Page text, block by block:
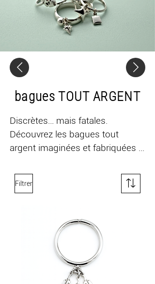
bagues TOUT ARGENT
Discrètes… mais fatales.
Découvrez les bagues tout
argent imaginées et fabriquées
en argent 925 (argent massif),
elles séduisent par leur design
argent, comme de fines
breloques qui viennent
subtilement souligner chaque
Filtrer